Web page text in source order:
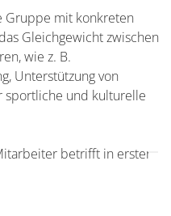
Gruppe mit konkreten
Gleichgewicht zwischen
wie z. B.
Unterstützung von
sportliche und kulturelle
betrifft in erster